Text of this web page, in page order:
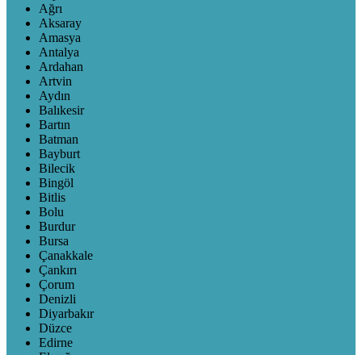
Ağrı
Aksaray
Amasya
Antalya
Ardahan
Artvin
Aydın
Balıkesir
Bartın
Batman
Bayburt
Bilecik
Bingöl
Bitlis
Bolu
Burdur
Bursa
Çanakkale
Çankırı
Çorum
Denizli
Diyarbakır
Düzce
Edirne